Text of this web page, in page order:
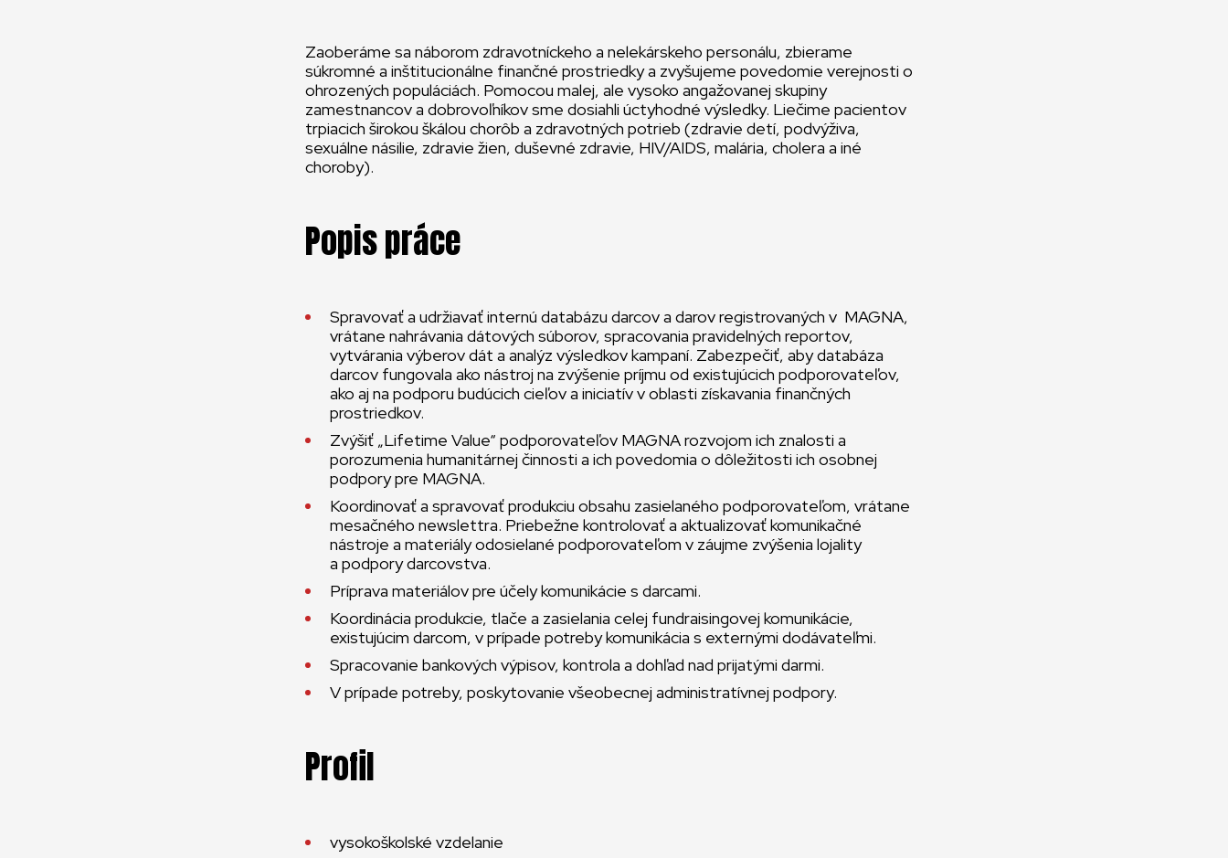
Zaoberáme sa náborom zdravotníckeho a nelekárskeho personálu, zbierame
súkromné a inštitucionálne finančné prostriedky a zvyšujeme povedomie verejnosti o
ohrozených populáciách. Pomocou malej, ale vysoko angažovanej skupiny
zamestnancov a dobrovoľníkov sme dosiahli úctyhodné výsledky. Liečime pacientov
trpiacich širokou škálou chorôb a zdravotných potrieb (zdravie detí, podvýživa,
sexuálne násilie, zdravie žien, duševné zdravie, HIV/AIDS, malária, cholera a iné
choroby).
Popis práce
Spravovať a udržiavať internú databázu darcov a darov registrovaných v MAGNA,
vrátane nahrávania dátových súborov, spracovania pravidelných reportov,
vytvárania výberov dát a analýz výsledkov kampaní. Zabezpečiť, aby databáza
darcov fungovala ako nástroj na zvýšenie príjmu od existujúcich podporovateľov,
ako aj na podporu budúcich cieľov a iniciatív v oblasti získavania finančných
prostriedkov.
Zvýšiť „Lifetime Value“ podporovateľov MAGNA rozvojom ich znalosti a
porozumenia humanitárnej činnosti a ich povedomia o dôležitosti ich osobnej
podpory pre MAGNA.
Koordinovať a spravovať produkciu obsahu zasielaného podporovateľom, vrátane
mesačného newslettra. Priebežne kontrolovať a aktualizovať komunikačné
nástroje a materiály odosielané podporovateľom v záujme zvýšenia lojality
a podpory darcovstva.
Príprava materiálov pre účely komunikácie s darcami.
Koordinácia produkcie, tlače a zasielania celej fundraisingovej komunikácie,
existujúcim darcom, v prípade potreby komunikácia s externými dodávateľmi.
Spracovanie bankových výpisov, kontrola a dohľad nad prijatými darmi.
V prípade potreby, poskytovanie všeobecnej administratívnej podpory.
Profil
vysokoškolské vzdelanie